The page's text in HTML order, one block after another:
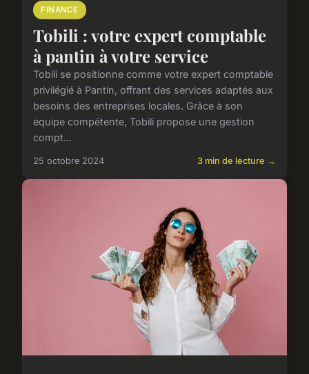
FINANCE
Tobili : votre expert comptable
à pantin à votre service
Tobili se positionne comme votre expert comptable
privilégié à Pantin, offrant des services adaptés aux
besoins des entreprises locales. Grâce à son
équipe compétente, Tobili propose une gestion
compt...
25 octobre 2024 3 min de lecture →